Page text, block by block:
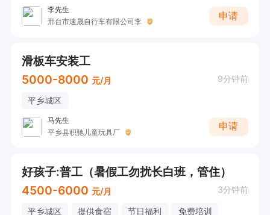
李先生
邢台市速晟自行车有限公司李
申请
滑板车安装工
5000-8000 元/月 9分钟前
平乡城区
马先生
平乡县积驰儿童玩具厂
申请
好孩子:普工（暑假工勿扰长白班，管住）
4500-6000 元/月 3分钟前
平乡城区 提供食宿 节日福利 免费培训